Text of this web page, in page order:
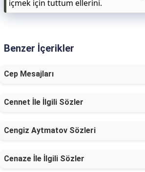
içmek için tuttum ellerini.
Benzer İçerikler
Cep Mesajları
Cennet İle İlgili Sözler
Cengiz Aytmatov Sözleri
Cenaze İle İlgili Sözler